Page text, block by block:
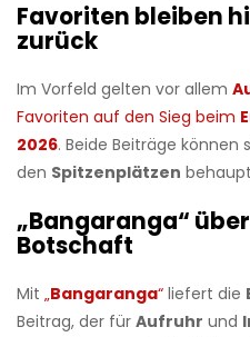
Favoriten bleiben
zurück
Im Vorfeld gelten vor allem
Favoriten auf den Sieg beim
2026. Beide Beiträge
den Spitzenplätzen
„Bangaranga“
Botschaft
Mit „Bangaranga“ liefert die
Beitrag, der für Aufruhr und